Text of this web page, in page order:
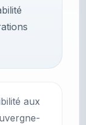
aux